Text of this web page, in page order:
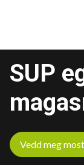
SUP
Vedd meg